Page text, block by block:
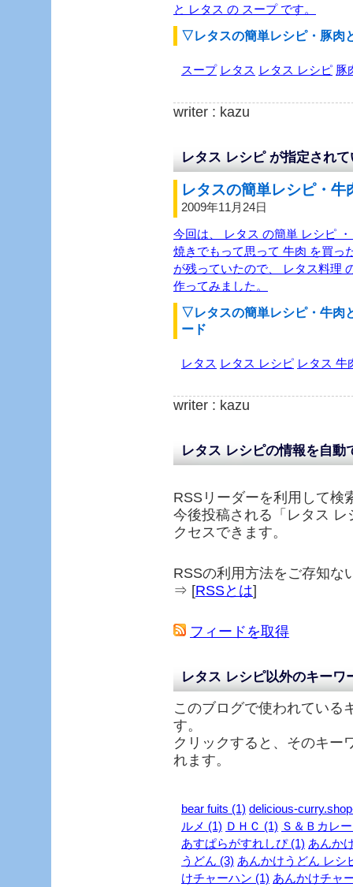
と レタス の スープ です。
▽レタスの簡単レシピ・豚肉
スープ レタス レタス レシピ 豚
writer : kazu
レタス レシピ が指定され
レタスの簡単レシピ・
2009年11月24日
今回は、 レタス の簡単 レシピ
焼きでもって思って 牛肉 を買っ
が残っていたので、 レタス料理
作ってみました。
▽レタスの簡単レシピ・牛肉
ード
レタス レタス レシピ レタス 牛
writer : kazu
レタス レシピの情報を自動
RSSリーダーを利用して検
今後投稿される「 レタス レ
クセスできます。
RSSの利用方法をご存知な
⇒ [RSSとは]
フィードを取得
レタス レシピ以外のキーワ
このブログで使われている
す。
クリックすると、そのキー
れます。
bear fuits (1) delicious-
ルメ (1) ＤＨＣ (1) Ｓ＆Ｂカレ
あすぱらがすれしぴ (1) あんか
うどん (3) あんかけうどん レシ
けチャーハン (1) あんかけチャ